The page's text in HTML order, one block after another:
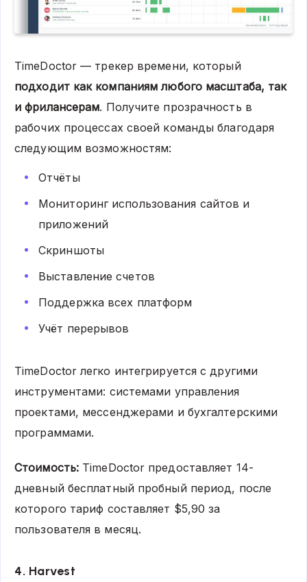
TimeDoctor — трекер времени, который
подходит как компаниям любого масштаба, так
и фрилансерам. Получите прозрачность в
рабочих процессах своей команды благодаря
следующим возможностям:
Отчёты
Мониторинг использования сайтов и
приложений
Скриншоты
Выставление счетов
Поддержка всех платформ
Учёт перерывов
TimeDoctor легко интегрируется с другими
инструментами: системами управления
проектами, мессенджерами и бухгалтерскими
программами.
Стоимость: TimeDoctor предоставляет 14-
дневный бесплатный пробный период, после
которого тариф составляет $5,90 за
пользователя в месяц.
4. Harvest